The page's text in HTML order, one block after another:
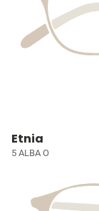
Etnia
5 ALBA O